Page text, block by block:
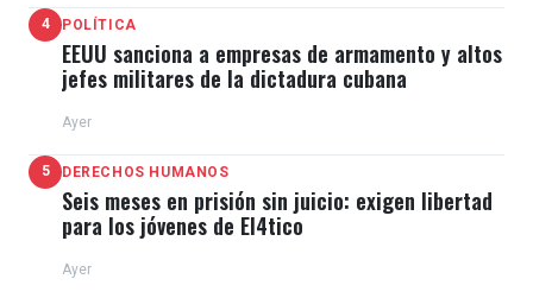
4 POLÍTICA
EEUU sanciona a empresas de armamento y altos
jefes militares de la dictadura cubana
Ayer
5 DERECHOS HUMANOS
Seis meses en prisión sin juicio: exigen libertad
para los jóvenes de El4tico
Ayer